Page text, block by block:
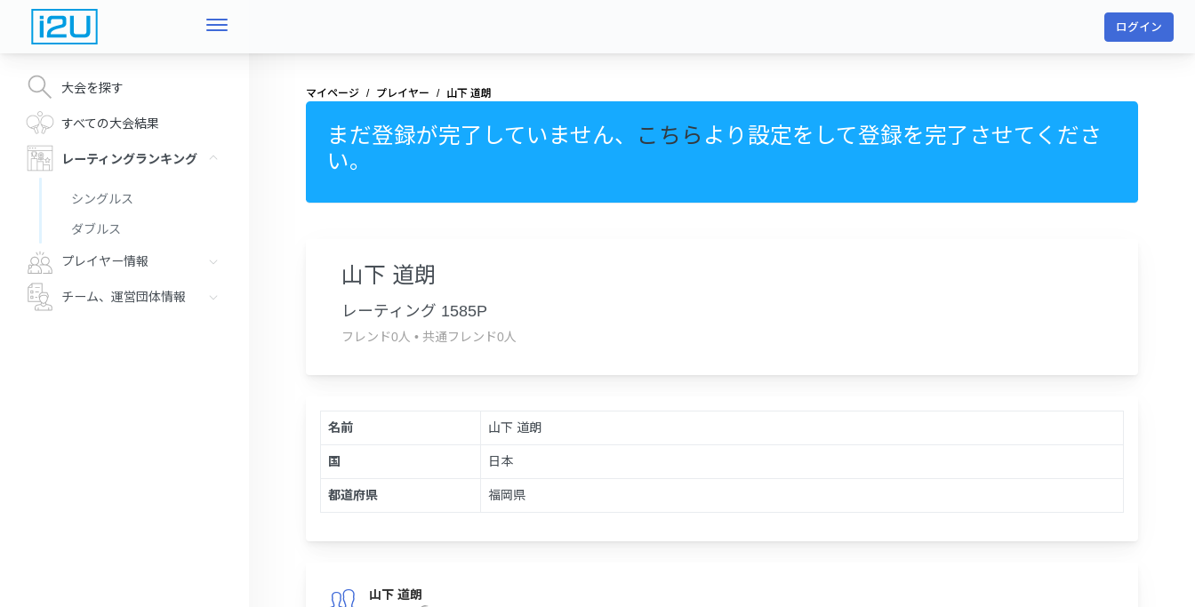
ログイン
大会を探す
すべての大会結果
レーティングランキング
シングルス
ダブルス
プレイヤー情報
チーム、運営団体情報
マイページ プレイヤー 山下 道朗
まだ登録が完了していません、 こちら より設定をして登録を完了させてくださ
い。
山下 道朗
レーティング 1585P
フレンド0人 • 共通フレンド0人
名前 山下 道朗
国 日本
都道府県 福岡県
山下 道朗